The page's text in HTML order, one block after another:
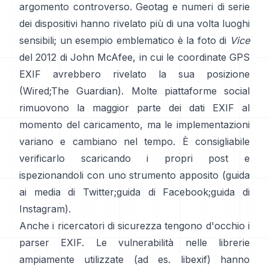
argomento controverso. Geotag e numeri di serie
dei dispositivi hanno rivelato più di una volta luoghi
sensibili; un esempio emblematico è la foto di Vice
del 2012 di John McAfee, in cui le coordinate GPS
EXIF avrebbero rivelato la sua posizione
(Wired;The Guardian). Molte piattaforme social
rimuovono la maggior parte dei dati EXIF al
momento del caricamento, ma le implementazioni
variano e cambiano nel tempo. È consigliabile
verificarlo scaricando i propri post e
ispezionandoli con uno strumento apposito (guida
ai media di Twitter;guida di Facebook;guida di
Instagram).
Anche i ricercatori di sicurezza tengono d'occhio i
parser EXIF. Le vulnerabilità nelle librerie
ampiamente utilizzate (ad es. libexif) hanno